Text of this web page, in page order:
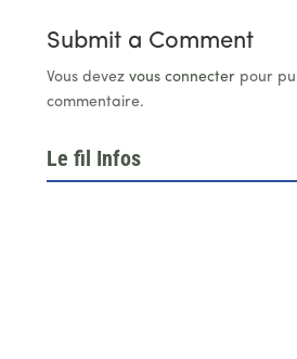
Submit a Comment
Vous devez vous connecterpour
commentaire.
Le fil Infos